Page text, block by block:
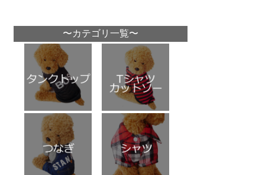
〜カテゴリ一覧〜